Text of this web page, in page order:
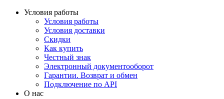
Условия работы
Условия работы
Условия доставки
Скидки
Как купить
Честный знак
Электронный документооборот
Гарантии. Возврат и обмен
Подключение по API
О нас